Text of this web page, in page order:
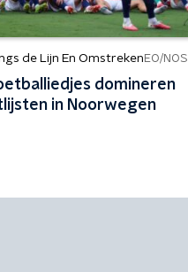
de Lijn En Omstreken EO/NOS
domineren
in Noorwegen